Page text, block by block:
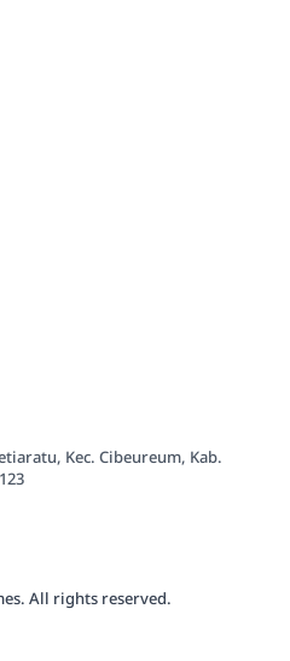
Kec. Cibeureum, Kab.
All rights reserved.